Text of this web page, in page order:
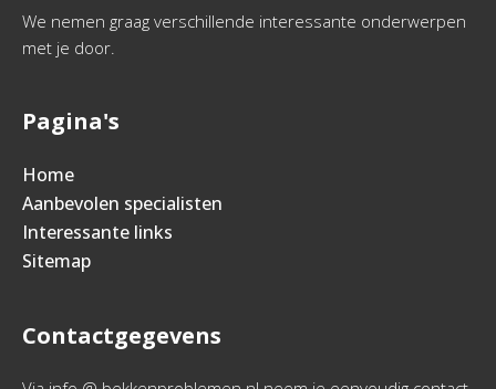
We nemen graag verschillende interessante onderwerpen
met je door.
Pagina's
Home
Aanbevolen specialisten
Interessante links
Sitemap
Contactgegevens